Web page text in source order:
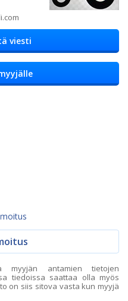
viesti
myyjän antamien tietojen
tiedoissa saattaa olla myös
on siis sitova vasta kun myyjä